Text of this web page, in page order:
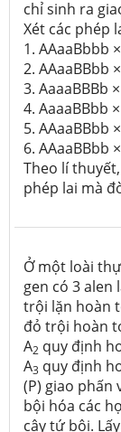
chỉ sinh ra
Xét các phép
1. AAaaBbbb
2. AAaaBBbb
3. AaaaBBBb
4. AaaaBBbb
5. AAaaBBbb
6. AAaaBBbb
Theo lí
phép lai mà
Ở một loài
gen có 3 alen
trội lặn hoàn
đỏ trội hoàn
A2 quy định
A3 quy định
(P) giao phấn
bội hóa các
cây tứ bội.